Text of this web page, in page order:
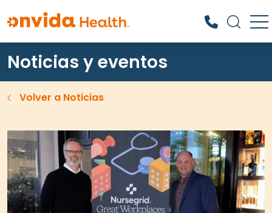
¿Qué podemos ayudarle a encontrar?
Noticias y eventos
Volver a Noticias